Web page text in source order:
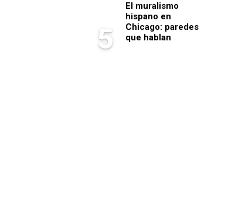
5
El muralismo
hispano en
Chicago: paredes
que hablan